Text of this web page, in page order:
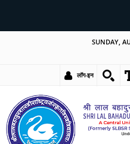
SUNDAY,
लॉग-इन